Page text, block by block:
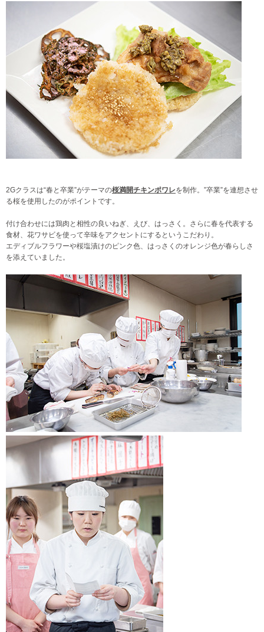
2Gクラスは“春と卒業”がテーマの桜満開チキンポワレを制作。”卒業”を連想させ
る桜を使用したのがポイントです。
付け合わせには鶏肉と相性の良いねぎ、えび、はっさく。さらに春を代表する
食材、花ワサビを使って辛味をアクセントにするというこだわり。
エディブルフラワーや桜塩漬けのピンク色、はっさくのオレンジ色が春らしさ
を添えていました。